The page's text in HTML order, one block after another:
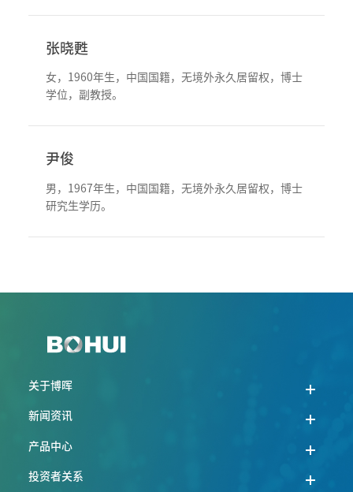
张晓甦
女，1960年生，中国国籍，无境外永久居留权，博士
学位，副教授。
尹俊
男，1967年生，中国国籍，无境外永久居留权，博士
研究生学历。
关于博晖
新闻资讯
产品中心
投资者关系